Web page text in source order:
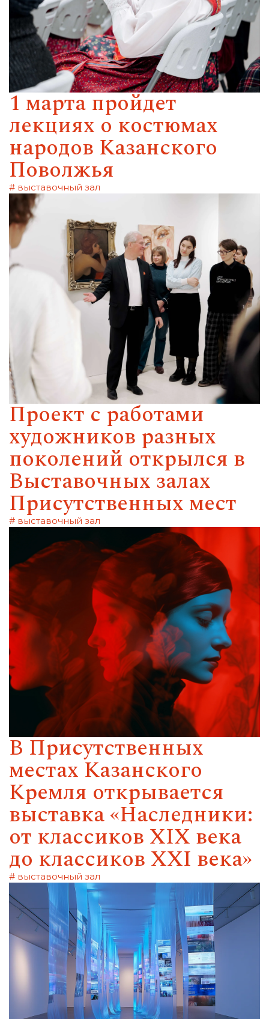
1 марта пройдет
лекциях о костюмах
народов Казанского
Поволжья
# выставочный зал
Проект c работами
художников разных
поколений открылся в
Выставочных залах
Присутственных мест
# выставочный зал
В Присутственных
местах Казанского
Кремля открывается
выставка «Наследники:
от классиков XIX века
до классиков XXI века»
# выставочный зал